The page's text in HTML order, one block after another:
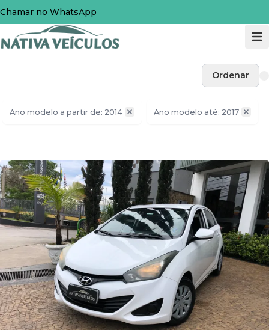
Chamar no WhatsApp
Ordenar
Ano modelo a partir de: 2014 Ano modelo até: 2017